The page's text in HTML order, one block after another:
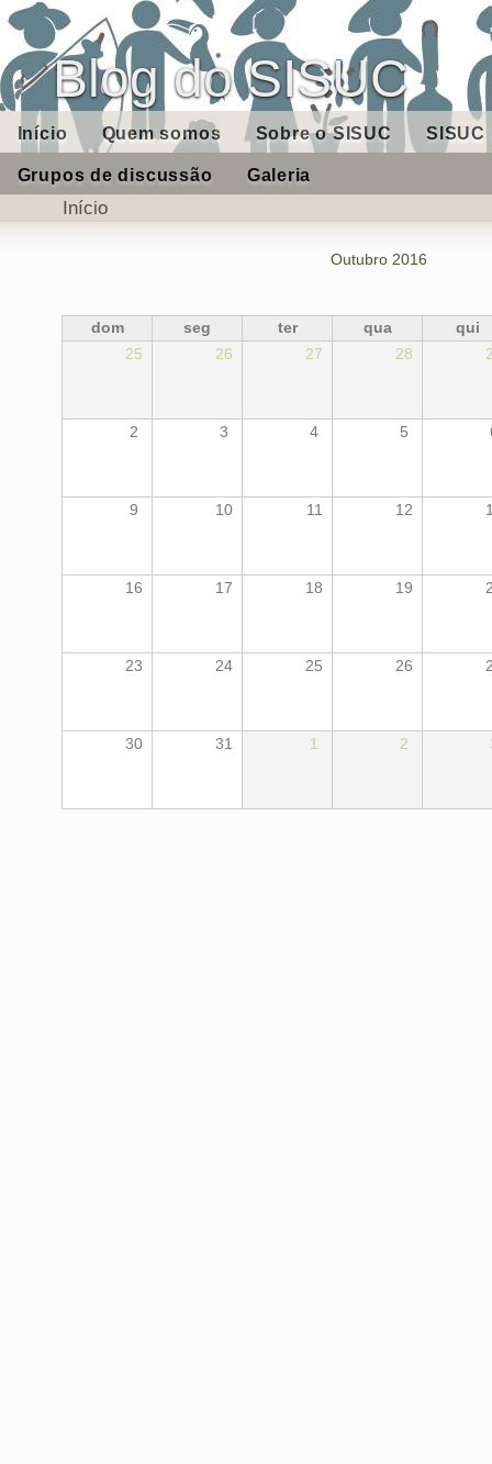
Blog do SISUC
Início Quem somos Sobre o SISUC SISUC
Grupos de discussão Galeria
Início
Outubro 2016
dom seg ter qua
qui
25
26 27 28
2 3 4 5
9 10 11 12
16 17 18 19
23 24 25 26
30 31 1 2